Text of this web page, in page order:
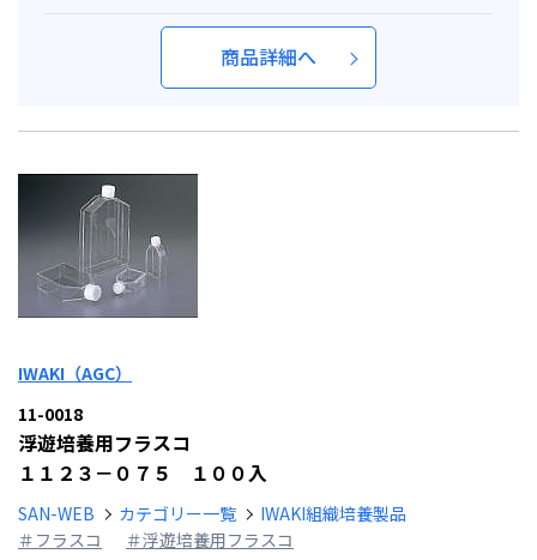
商品詳細へ
IWAKI（AGC）
11-0018
浮遊培養用フラスコ
１１２３－０７５ １００入
SAN-WEB カテゴリー一覧
IWAKI組織培養製品
＃フラスコ
＃浮遊培養用フラスコ